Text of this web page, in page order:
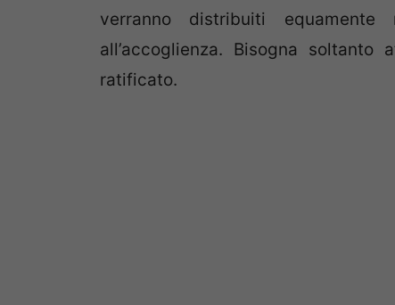
verranno distribuiti
all’accoglienza. Bisogna soltanto
ratificato.